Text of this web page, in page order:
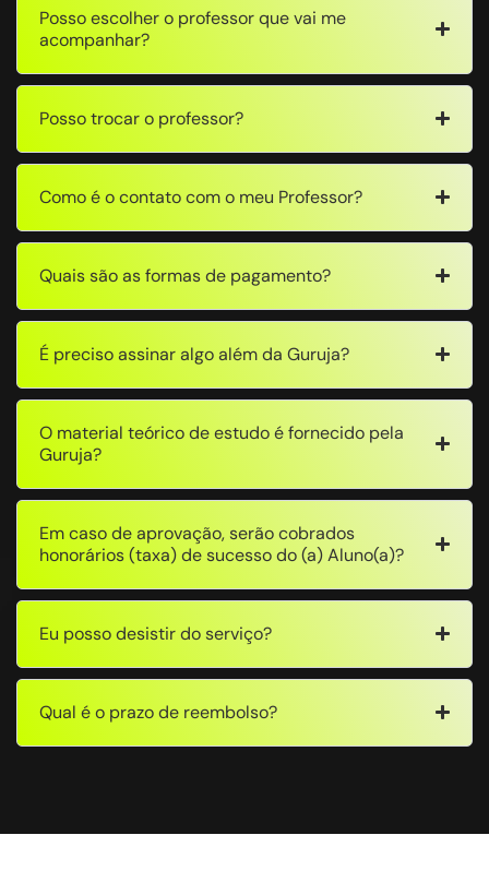
Posso escolher o professor que vai me
acompanhar?
Posso trocar o professor?
Como é o contato com o meu Professor?
Quais são as formas de pagamento?
É preciso assinar algo além da Guruja?
O material teórico de estudo é fornecido pela
Guruja?
Em caso de aprovação, serão cobrados
honorários (taxa) de sucesso do (a) Aluno(a)?
Eu posso desistir do serviço?
Qual é o prazo de reembolso?